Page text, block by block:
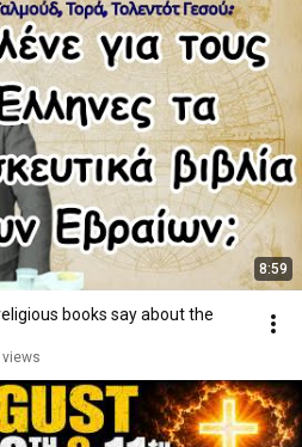
8:59
books say about the
views